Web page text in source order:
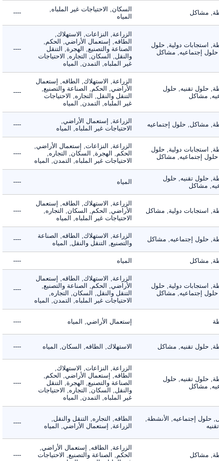
مشاكل
السكان, الاحتياجات غير الملباه,
المياه
----
استجابات دولية, حلول
إجتماعيه, مشاكل
الزراعة, النزاعات, الاستهلاك,
الطاقه, إستعمال الأراضي, الحكم,
الصناعة والتصنيع, الهجرة, التنقل
والنقل, السكان, التجاره, الاحتياجات
غير الملباه, التمدن, المياه
----
حلول تقنيه, حلول
مشاكل
الزراعة, الاستهلاك, الطاقه, إستعمال
الأراضي, الحكم, الصناعة والتصنيع,
التنقل والنقل, التجاره, الاحتياجات
غير الملباه, التمدن, المياه
----
مشاكل, حلول إجتماعيه
الزراعة, إستعمال الأراضي,
الاحتياجات غير الملباه, المياه
----
استجابات دولية, حلول
إجتماعيه, مشاكل
الزراعة, النزاعات, إستعمال الأراضي,
الحكم, الهجرة, السكان, التجاره,
الاحتياجات غير الملباه, التمدن, المياه
----
حلول تقنيه, حلول
مشاكل
المياه ----
استجابات دولية, مشاكل
الزراعة, الاستهلاك, الطاقه, إستعمال
الأراضي, الحكم, السكان, التجاره,
الاحتياجات غير الملباه, المياه
----
حلول إجتماعيه, مشاكل
الزراعة, الاستهلاك, الطاقه, الصناعة
والتصنيع, التنقل والنقل, المياه
----
مشاكل المياه ----
استجابات دولية, حلول
إجتماعيه, مشاكل
الزراعة, الاستهلاك, الطاقه, إستعمال
الأراضي, الحكم, الصناعة والتصنيع,
التنقل والنقل, السكان, التجاره,
الاحتياجات غير الملباه, التمدن, المياه
----
إستعمال الأراضي, المياه ----
حلول تقنيه, مشاكل الاستهلاك, الطاقه, السكان, المياه ----
حلول تقنيه, حلول
مشاكل
الزراعة, النزاعات, الاستهلاك,
الطاقه, إستعمال الأراضي, الحكم,
الصناعة والتصنيع, الهجرة, التنقل
والنقل, السكان, التجاره, الاحتياجات
غير الملباه, التمدن, المياه
----
إجتماعيه, الأنشطة,
الطاقه, التجاره, التنقل والنقل,
الزراعة, إستعمال الأراضي, المياه
----
مشاكل
الزراعة, الطاقه, إستعمال الأراضي,
الحكم, الصناعة والتصنيع, الاحتياجات
----